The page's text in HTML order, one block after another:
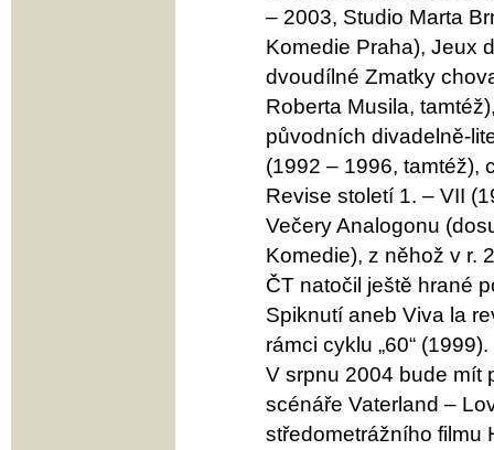
– 2003, Studio Marta
Komedie Praha), Jeux
dvoudílné Zmatky
Roberta Musila,
původních divadelně-
(1992 – 1996, tamtéž),
Revise století 1. – VII
Večery Analogonu
Komedie), z něhož v r.
ČT natočil ještě hrané
Spiknutí aneb Viva la
rámci cyklu „60“ (1999).
V srpnu 2004 bude mít
scénáře Vaterland –
středometrážního filmu